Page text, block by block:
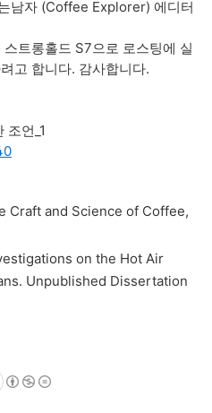
남자 (Coffee Explorer) 에디터
트롱홀드 S7으로 로스팅에 실
고 합니다. 감사합니다.
언_1
Craft and Science of Coffee,
on the Hot Air
Unpublished Dissertation